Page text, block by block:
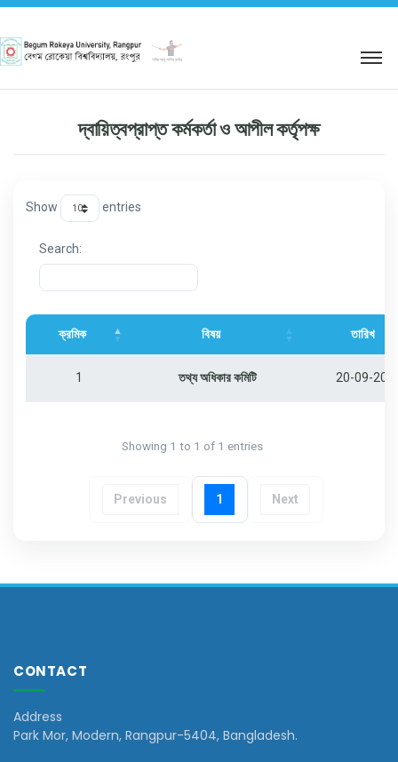
শহিদ আবু সাঈদ কর্নার
দ্বায়িত্বপ্রাপ্ত কর্মকর্তা ও আপীল কর্তৃপক্ষ
Show entries
Search:
ক্রমিক বিষয় তারিখ
1 তথ্য অধিকার কমিটি 20-09-
Showing 1 to 1 of 1 entries
Previous 1 Next
CONTACT
Address
Park Mor, Modern, Rangpur-5404, Bangladesh.